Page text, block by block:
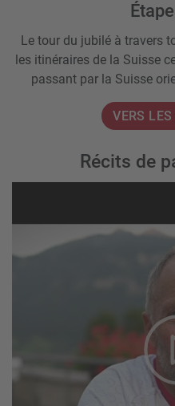
Le tour du jubilé à travers
les itinéraires de la Suisse
passant par la Suisse
VERS
Récits de